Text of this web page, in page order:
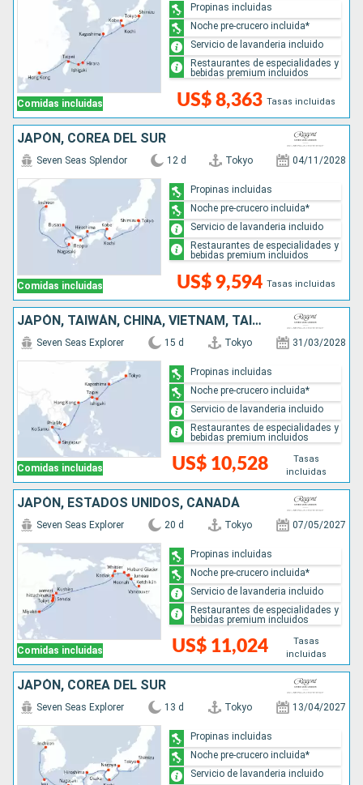
Comidas incluidas US$ 8,363 Tasas incluidas
Propinas incluidas
Noche pre-crucero incluida*
Servicio de lavanderia incluido
Restaurantes de especialidades y
bebidas premium incluidos
JAPÓN, COREA DEL SUR
Comidas incluidas
Seven Seas Splendor 12 d Tokyo 04/11/2028
US$ 9,594 Tasas incluidas
Propinas incluidas
Noche pre-crucero incluida*
Servicio de lavanderia incluido
Restaurantes de especialidades y
bebidas premium incluidos
JAPÓN, TAIWÁN, CHINA, VIETNAM, TAILANDIA, SINGAPUR
Comidas incluidas
Seven Seas Explorer 15 d Tokyo 31/03/2028
US$ 10,528
Tasas
incluidas
Propinas incluidas
Noche pre-crucero incluida*
Servicio de lavanderia incluido
Restaurantes de especialidades y
bebidas premium incluidos
JAPÓN, ESTADOS UNIDOS, CANADÁ
Comidas incluidas
Seven Seas Explorer 20 d Tokyo 07/05/2027
US$ 11,024
Tasas
incluidas
Propinas incluidas
Noche pre-crucero incluida*
Servicio de lavanderia incluido
Restaurantes de especialidades y
bebidas premium incluidos
JAPÓN, COREA DEL SUR
Seven Seas Explorer 13 d Tokyo 13/04/2027
Propinas incluidas
Noche pre-crucero incluida*
Servicio de lavanderia incluido